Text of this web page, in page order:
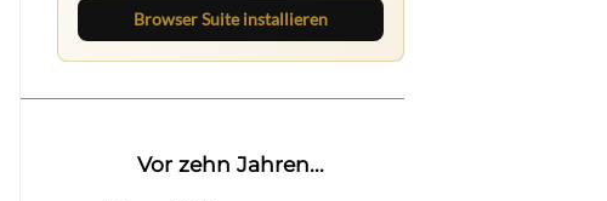
Browser Suite installieren
Vor zehn Jahren...